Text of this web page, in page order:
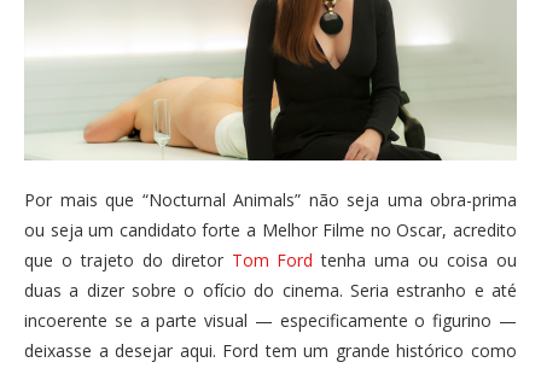
Por mais que “Nocturnal Animals” não seja uma obra-prima
ou seja um candidato forte a Melhor Filme no Oscar, acredito
que o trajeto do diretor Tom Ford tenha uma ou coisa ou
duas a dizer sobre o ofício do cinema. Seria estranho e até
incoerente se a parte visual — especificamente o figurino —
deixasse a desejar aqui. Ford tem um grande histórico como